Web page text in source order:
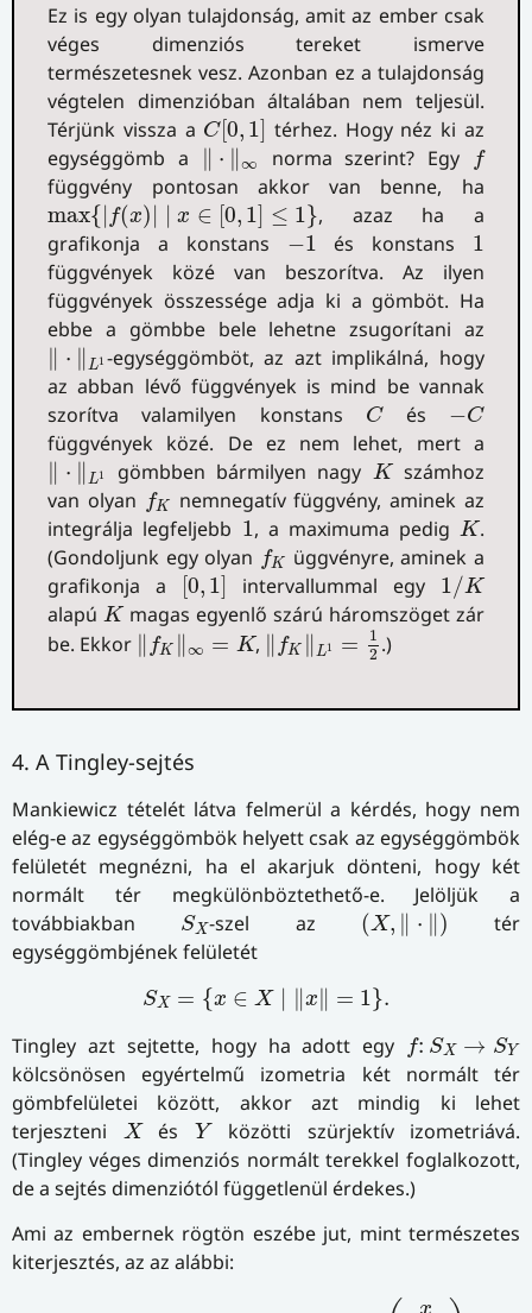
Ez is egy olyan tulajdonság, amit az ember csak
véges dimenziós tereket ismerve
természetesnek vesz. Azonban ez a tulajdonság
végtelen dimenzióban általában nem teljesül.
Térjünk vissza a C [0, 1
C[0,1] térhez. Hogy néz ki az
egységgömb a
⋅ ∥∞
‖⋅ ‖∞ norma szerint? Egy f
f
függvény pontosan akkor van benne, ha
max{ f(x) x ∈ 0, 1 ≤ 1}
max{|f(x)|∣x∈[0,1 ]≤1}
, azaz ha a
grafikonja a konstans −1
− 1 és konstans 1
1
függvények közé van beszorítva. Az ilyen
függvények összessége adja ki a gömböt. Ha
ebbe a gömbbe bele lehetne zsugorítani az
⋅ L1
‖⋅‖L -egységgömböt, az azt implikálná, hogy
az abban lévő függvények is mind be vannak
szorítva valamilyen konstans
C
Cés −C
C
függvények közé. De ez nem lehet, mert a
⋅ L1
‖⋅‖L1 gömbben bármilyen nagy K
K számhoz
van olyan
fK
fK nemnegatív függvény, aminek az
integrálja legfeljebb 1
1, a maximuma pedig K
K .
(Gondoljunk egy olyan fK
fK
üggvényre, aminek a
grafikonja a
[0, 1
[0 ,1] intervallummal egy 1/K
1/K
alapúK
K magas egyenlő szárú háromszöget zár
be. Ekkor
fK ∞ = K
‖fK‖∞=K , fK L1 =
1
2
‖fK‖L 1=12 .)
4. A Tingley-sejtés
Mankiewicz tételét látva felmerül a kérdés, hogy nem
elég-e az egységgömbök helyett csak az egységgömbök
felületét megnézni, ha el akarjuk dönteni, hogy két
normált tér megkülönböztethető-e. Jelöljük a
továbbiakban
SX
SX-szel az (X, ⋅ )
(X,‖ ⋅‖)
tér
egységgömbjének felületét
SX = {x ∈ X ∣ ∥x∥ = 1}.
={x ∈ X∣ ‖ x‖=
Tingley azt sejtette, hogy ha adott egy f: SX → SY
f:SX→ S
kölcsönösen egyértelmű izometria két normált tér
gömbfelületei között, akkor azt mindig ki lehet
terjeszteni
X
X és Y
Yközötti szürjektív izometriává.
(Tingley véges dimenziós normált terekkel foglalkozott,
de a sejtés dimenziótól függetlenül érdekes.)
Ami az embernek rögtön eszébe jut, mint természetes
kiterjesztés, az az alábbi:
), hax